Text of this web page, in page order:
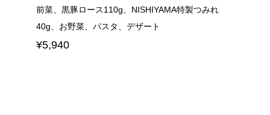
前菜、黒豚ロース110g、NISHIYAMA特製つみれ
40g、お野菜、パスタ、デザート
¥5,940